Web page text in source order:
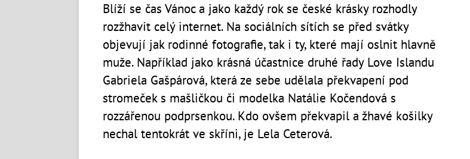
Blíží se čas Vánoc a jako každý rok se české krásky rozhodly
rozžhavit celý internet. Na sociálních sítích se před svátky
objevují jak rodinné fotografie, tak i ty, které mají oslnit hlavně
muže. Například jako krásná účastnice druhé řady Love Islandu
Gabriela Gašpárová, která ze sebe udělala překvapení pod
stromeček s mašličkou či modelka Natálie Kočendová s
rozzářenou podprsenkou. Kdo ovšem překvapil a žhavé košilky
nechal tentokrát ve skříni, je Lela Ceterová.